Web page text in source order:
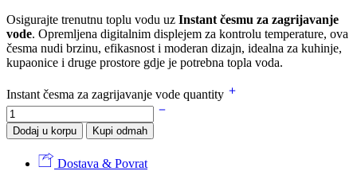
Osigurajte trenutnu toplu vodu uz Instant česmu za zagrijavanje
vode. Opremljena digitalnim displejem za kontrolu temperature, ova
česma nudi brzinu, efikasnost i moderan dizajn, idealna za kuhinje,
kupaonice i druge prostore gdje je potrebna topla voda.
Instant česma za zagrijavanje vode quantity
Dodaj u korpu Kupi odmah
Dostava & Povrat